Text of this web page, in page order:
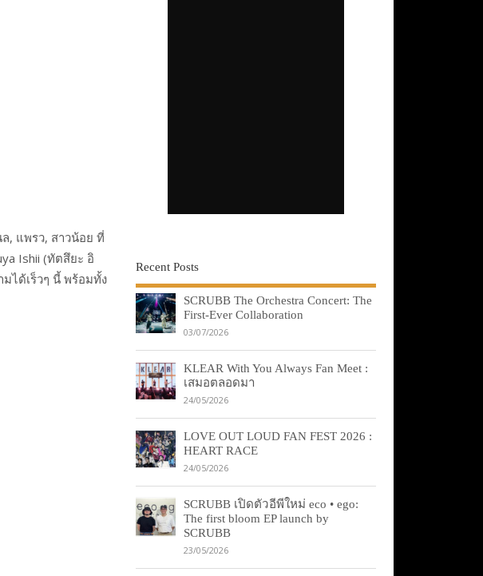
, แพรว, สาวน้อย ที่
Ishii (ทัตสึยะ อิ
มได้เร็วๆ นี้ พร้อมทั้ง
Recent Posts
SCRUBB The Orchestra Concert: The
First-Ever Collaboration
03/07/2026
KLEAR With You Always Fan Meet :
เสมอตลอดมา
24/05/2026
LOVE OUT LOUD FAN FEST 2026 :
HEART RACE
24/05/2026
SCRUBB เปิดตัวอีพีใหม่ eco • ego:
The first bloom EP launch by
SCRUBB
23/05/2026